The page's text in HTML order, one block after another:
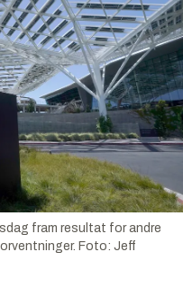
fram resultat for andre
Foto: Jeff